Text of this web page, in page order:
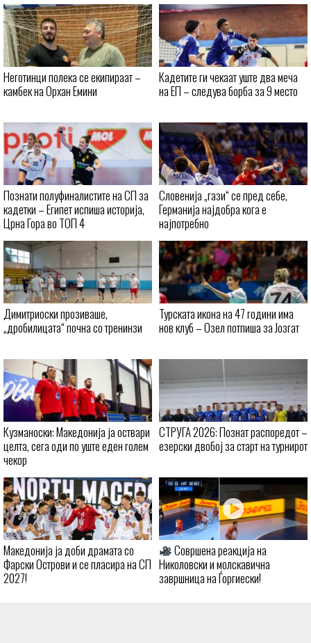
Неготинци полека се екипираат –
камбек на Орхан Емини
Кадетите ги чекаат уште два меча
на ЕП – следува борба за 9 место
Познати полуфиналистите на СП за
кадетки – Египет испиша историја,
Црна Гора во ТОП 4
Словенија „гази“ се пред себе,
Германија најдобра кога е
најпотребно
Димитриоски прозиваше,
„дробилицата“ почна со тренинзи
Турската икона на 47 години има
нов клуб – Озел потпиша за Јозгат
Кузманоски: Македонија ја оствари
целта, сега оди по уште еден голем
чекор
СТРУГА 2026: Познат распоредот –
езерски двобој за старт на турнирот
Македонија ја доби драмата со
Фарски Острови и се пласира на СП
2027!
Совршена реакција на
Николовски и молскавична
завршница на Ѓоргиески!